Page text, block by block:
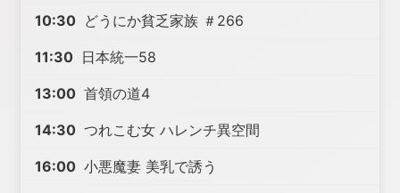
10:30 どうにか貧乏家族 ＃266
11:30 日本統一58
13:00 首領の道4
14:30 つれこむ女 ハレンチ異空間
16:00 小悪魔妻 美乳で誘う